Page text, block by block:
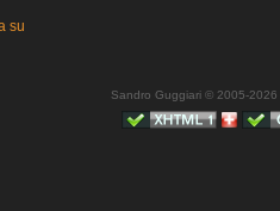
su
Sandro Guggiari © 2005-2026